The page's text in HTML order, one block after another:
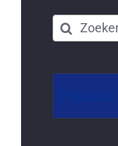
Zoeken
naar: